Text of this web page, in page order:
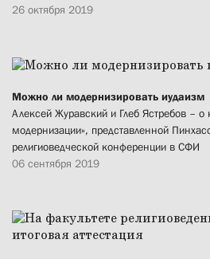
26 октября 2019
Можно ли модернизировать иудаизм
Алексей Журавский и Глеб Ястребов – о
модернизации», представленной
религиоведческой конференции в СФИ
06 сентября 2019